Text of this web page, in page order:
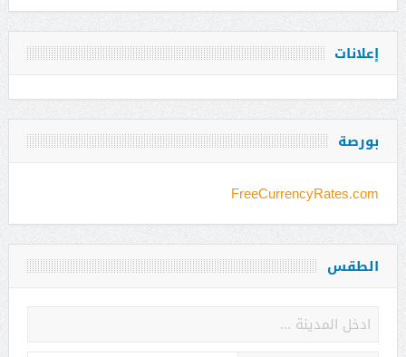
إعلانات
بورصة
FreeCurrencyRates.com
الطقس